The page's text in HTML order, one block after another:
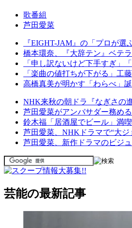
歌番組
芦田愛菜
『EIGHT-JAM』の「プロが
橋本環奈、『大辞テン』ベテ
「申し訳ないけど下手すぎ」
「楽曲の値打ちが下がる」工
高橋真美が明かす「わらべ」
NHK来秋の朝ドラ『なぎさの
芦田愛菜がアンバサダー務め
鈴木福「居酒屋でビール」満
芦田愛菜、NHKドラマで“大
芦田愛菜、新作ドラマのビジ
芸能の最新記事